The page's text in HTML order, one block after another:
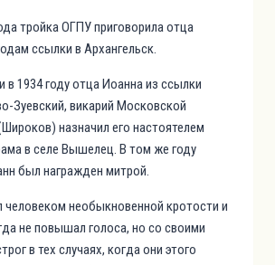
тройка ОГПУ приговорила отца
ссылки в Архангельск.
в 1934 году отца Иоанна из ссылки
Зуевский, викарий Московской
назначил его настоятелем
в селе Вышелец. В том же году
был награжден митрой.
необыкновенной кротости и
не повышал голоса, но со своими
в тех случаях, когда они этого